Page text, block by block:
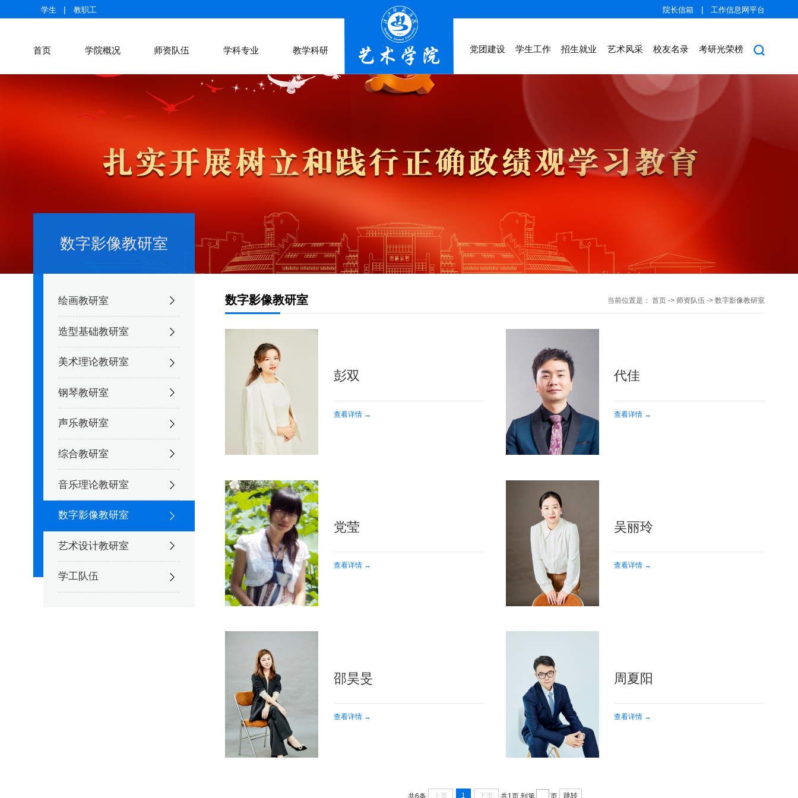
学生 | 教职工 院长信箱 | 工作信息网平台
首页 学院概况 师资队伍 学科专业 教学科研 党团建设 学生工作 招生就业 艺术风采 校友名录 考研光荣榜
数字影像教研室
绘画教研室
造型基础教研室
美术理论教研室
钢琴教研室
声乐教研室
综合教研室
音乐理论教研室
数字影像教研室
艺术设计教研室
学工队伍
数字影像教研室 当前位置是：首页 -> 师资队伍 ->数字影像教研室
彭双
查看详情 →
代佳
查看详情 →
党莹
查看详情 →
吴丽玲
查看详情 →
邵昊旻
查看详情 →
周夏阳
查看详情 →
共6条 上页 1 下页 共1页 到第 页 跳转